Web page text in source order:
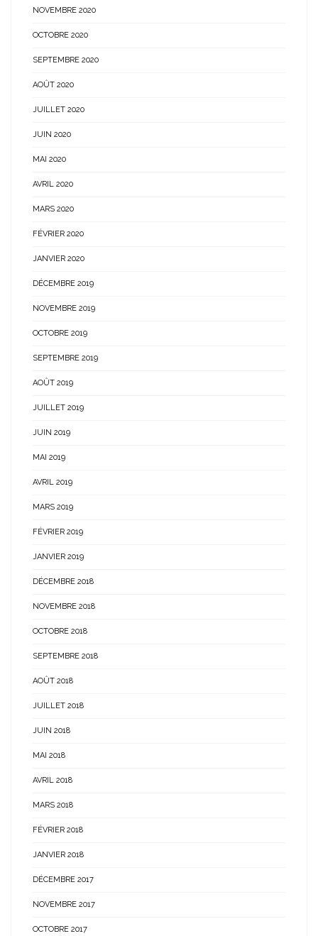
NOVEMBRE 2020
OCTOBRE 2020
SEPTEMBRE 2020
AOÛT 2020
JUILLET 2020
JUIN 2020
MAI 2020
AVRIL 2020
MARS 2020
FÉVRIER 2020
JANVIER 2020
DÉCEMBRE 2019
NOVEMBRE 2019
OCTOBRE 2019
SEPTEMBRE 2019
AOÛT 2019
JUILLET 2019
JUIN 2019
MAI 2019
AVRIL 2019
MARS 2019
FÉVRIER 2019
JANVIER 2019
DÉCEMBRE 2018
NOVEMBRE 2018
OCTOBRE 2018
SEPTEMBRE 2018
AOÛT 2018
JUILLET 2018
JUIN 2018
MAI 2018
AVRIL 2018
MARS 2018
FÉVRIER 2018
JANVIER 2018
DÉCEMBRE 2017
NOVEMBRE 2017
OCTOBRE 2017